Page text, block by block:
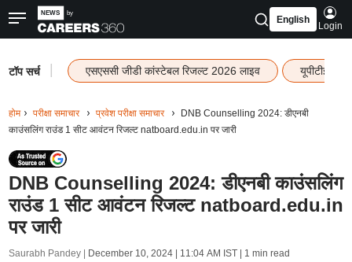
English
Login
टॉप सर्च एसएससी जीडी कांस्टेबल रिजल्ट 2026 लाइव यूपीटीईटी
होम परीक्षा समाचार प्रवेश परीक्षा समाचार
DNB Counselling 2024: डीएनबी
काउंसलिंग राउंड 1 सीट आवंटन रिजल्ट natboard.edu.in पर जारी
DNB Counselling 2024: डीएनबी काउंसलिंग
राउंड 1 सीट आवंटन रिजल्ट natboard.edu.in
पर जारी
Saurabh Pandey | December 10, 2024 | 11:04 AM IST| 1 min read